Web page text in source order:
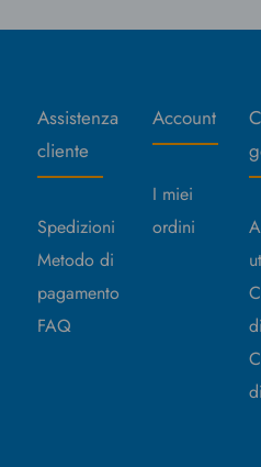
Assistenza
cliente
Spedizioni
Metodo di
pagamento
FAQ
Account
I miei
ordini